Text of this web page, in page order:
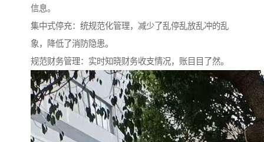
信息。
集中式停充：统规范化管理，减少了乱停乱放乱冲的乱
象，降低了消防隐患。
规范财务管理：实时知晓财务收支情况，账目目了然。